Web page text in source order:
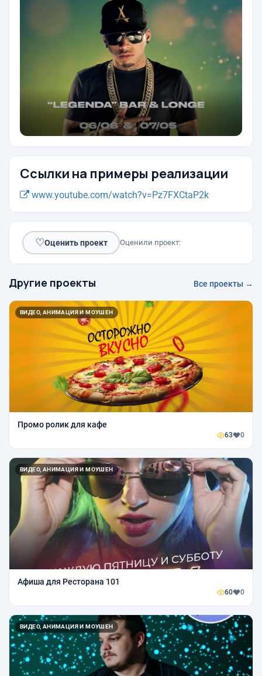
Ссылки на примеры реализации
www.youtube.com/watch?v=Pz7FXCtaP2k
♡Оценить проект Оценили проект:
Другие проекты Все проекты →
ВИДЕО, АНИМАЦИЯ И МОУШЕН
Промо ролик для кафе
63 0
ВИДЕО, АНИМАЦИЯ И МОУШЕН
Афиша для Ресторана 101
60 0
ВИДЕО, АНИМАЦИЯ И МОУШЕН